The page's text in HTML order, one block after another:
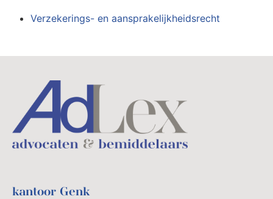
Verzekerings- en aansprakelijkheidsrecht
kantoor Genk